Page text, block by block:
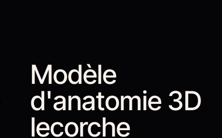
Modèle
d'anatomie 3D
lecorche